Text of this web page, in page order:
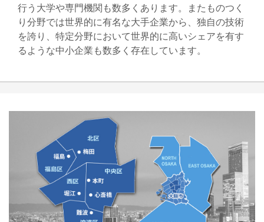
行う大学や専門機関も数多くあります。またものつく
り分野では世界的に有名な大手企業から、独自の技術
を誇り、特定分野において世界的に高いシェアを有す
るような中小企業も数多く存在しています。